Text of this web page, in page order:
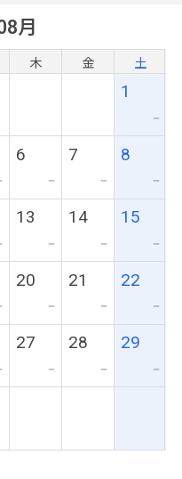
月
木 金 土
1
ー
6
ー
7
ー
8
ー
13
ー
14
ー
15
ー
20
ー
21
ー
22
ー
27
ー
28
ー
29
ー